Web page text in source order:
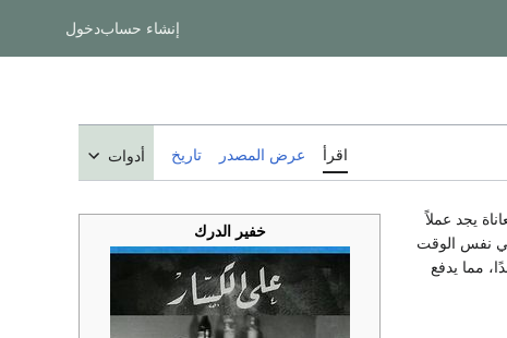
إنشاء حسابدخول
اقرأ عرض المصدر تاريخ أدوات
خفير الدرك
يجد عملاً
نفس الوقت
مما يدفع